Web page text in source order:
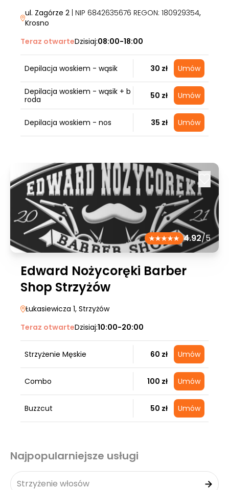
ul. Zagórze 2 | NIP 6842635676 REGON: 180929354,
Krosno
Teraz otwarteDzisiaj:08:00-18:00
Depilacja woskiem - wąsik 30 zł Umów
Depilacja woskiem - wąsik + b
roda
50 zł Umów
Depilacja woskiem - nos 35 zł Umów
4.92/5
Edward Nożycoręki Barber
Shop Strzyżów
Łukasiewicza 1, Strzyżów
Teraz otwarteDzisiaj:10:00-20:00
Strzyżenie Męskie 60 zł Umów
Combo 100 zł Umów
Buzzcut 50 zł Umów
Najpopularniejsze usługi
Strzyżenie włosów